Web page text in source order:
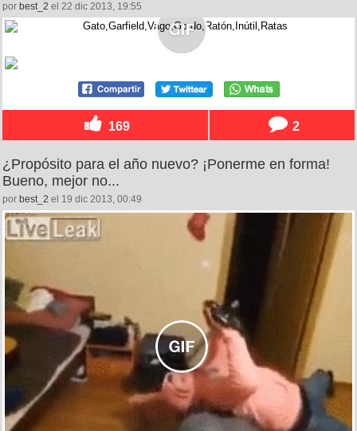
por best_2 el 22 dic 2013, 19:55
169 2
¿Propósito para el año nuevo? ¡Ponerme en forma!
Bueno, mejor no...
por best_2 el 19 dic 2013, 00:49